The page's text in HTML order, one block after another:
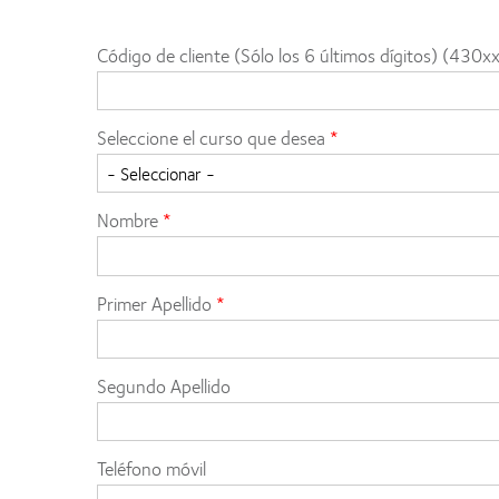
Código de cliente (Sólo los 6 últimos dígitos)
Seleccione el curso que desea
Nombre
Primer Apellido
Segundo Apellido
Teléfono móvil